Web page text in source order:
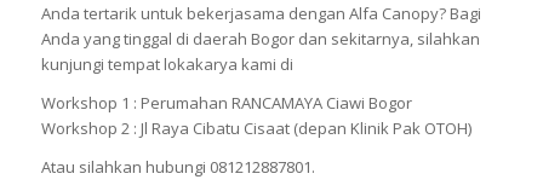
Anda tertarik untuk bekerjasama dengan Alfa Canopy? Bagi
Anda yang tinggal di daerah Bogor dan sekitarnya, silahkan
kunjungi tempat lokakarya kami di
Workshop 1 : Perumahan RANCAMAYA Ciawi Bogor
Workshop 2 : Jl Raya Cibatu Cisaat (depan Klinik Pak OTOH)
Atau silahkan hubungi 081212887801.